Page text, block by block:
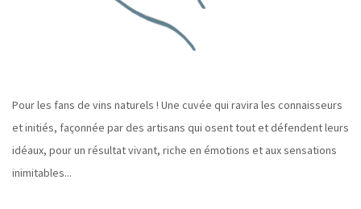
Pour les fans de vins naturels ! Une cuvée qui ravira les connaisseurs
et initiés, façonnée par des artisans qui osent tout et défendent leurs
idéaux, pour un résultat vivant, riche en émotions et aux sensations
inimitables...